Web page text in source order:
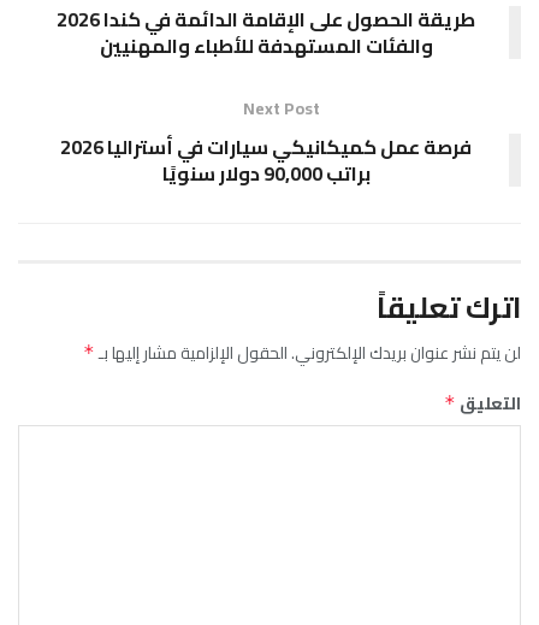
طريقة الحصول على الإقامة الدائمة في كندا 2026
والفئات المستهدفة للأطباء والمهنيين
Next Post
فرصة عمل كميكانيكي سيارات في أستراليا 2026
براتب 90,000 دولار سنويًا
اترك تعليقاً
لن يتم نشر عنوان بريدك الإلكتروني.الحقول الإلزامية مشار إليها بـ*
التعليق *